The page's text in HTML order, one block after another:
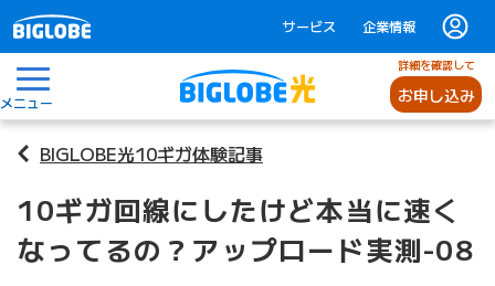
サービス 企業情報
メニュー
詳細を確認して
お申し込み
BIGLOBE光10ギガ体験記事
10ギガ回線にしたけど本当に速く
なってるの？アップロード実測-08